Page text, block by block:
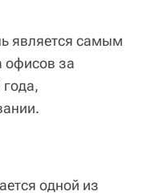
является самым
офисов за
года,
одной из